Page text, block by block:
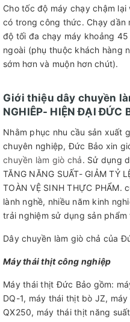
Cho tốc độ máy chạy chậm
có trong công thức. Chạy dần
độ tối đa chạy máy khoảng
ngoài (phụ thuộc khách hàng
sớm hơn và muộn hơn chút).
Giới thiệu dây chuyền
NGHIÊP- HIỆN ĐẠI ĐỨC
Nhằm phục nhu cầu sản xuất
chuyên nghiệp, Đức Bảo xin
chuyền làm giò chả. Sử dụng
TĂNG NĂNG SUẤT- GIẢM TỶ
TOÀN VỆ SINH THỰC
lành nghề, nhiều năm kinh
trải nghiệm sử dụng sản phẩm
Dây chuyền làm giò chả của
Máy thái thịt công nghiệp
Máy thái thịt Đức Bảo gồm:
DQ-1, máy thái thịt bò JZ,
QX250, máy thái thịt năng